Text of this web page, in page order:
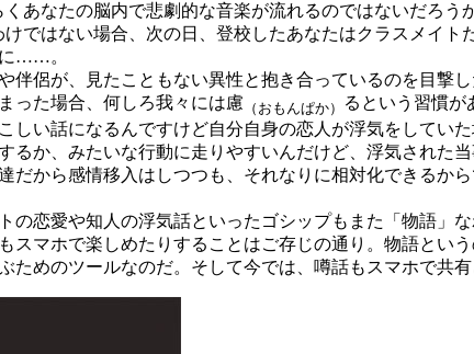
あなたの脳内で悲劇的な音楽が流れるのではないだろ
ではない場合、次の日、登校したあなたはクラスメイ
……。
侶が、見たこともない異性と抱き合っているのを目撃
った場合、何しろ我々には慮 （おもんぱか）
るという習慣が
しい話になるんですけど自分自身の恋人が浮気をしてい
か、みたいな行動に走りやすいんだけど、浮気された
だから感情移入はしつつも、それなりに相対化できるか
恋愛や知人の浮気話といったゴシップもまた「物語」
スマホで楽しめたりすることはご存じの通り。物語とい
めのツールなのだ。そして今では、噂話もスマホで共有